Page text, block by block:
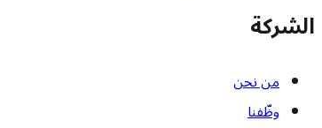
الشركة
من نحن
وظّفنا